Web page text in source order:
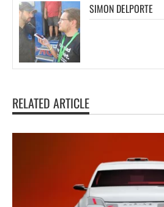
SIMON DELPORTE
RELATED ARTICLE